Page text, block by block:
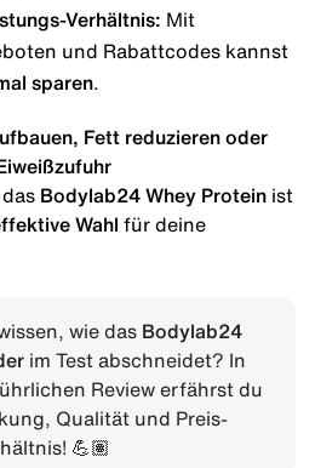
Verhältnis: Mit
und Rabattcodes kannst
sparen.
Fett reduzieren oder
Bodylab24 Whey Protein ist
Wahl für deine
wie das Bodylab24
im Test abschneidet? In
Review erfährst du
Qualität und Preis-
💪🏽